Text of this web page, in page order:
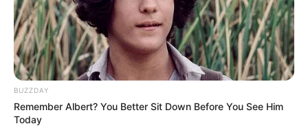
BUZZDAY
Remember Albert? You Better Sit Down Before You See Him
Today